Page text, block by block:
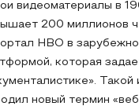
видеоматериалы в
200 миллионов
HBO в
которая
Такой
новый термин